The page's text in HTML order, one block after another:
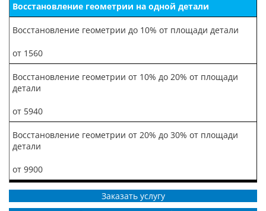
Восстановление геометрии на одной детали
Восстановление геометрии до 10% от площади детали
от 1560
Восстановление геометрии от 10% до 20% от площади
детали
от 5940
Восстановление геометрии от 20% до 30% от площади
детали
от 9900
Заказать услугу